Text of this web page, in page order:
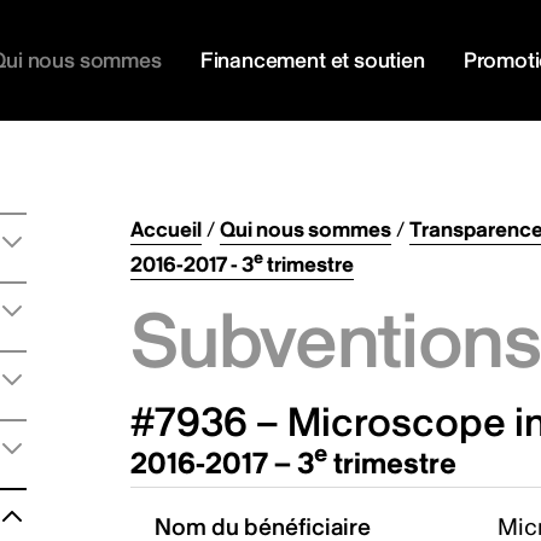
nous sommes Financement et soutien
Accueil/Qui nous sommes/
2016-2017 - 3etrimestre
#7936 – Microscope
2016-2017 – 3e trimestre
Nom du bénéficiaire